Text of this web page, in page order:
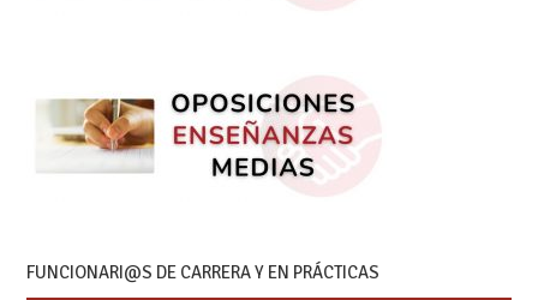
FUNCIONARI@S DE CARRERA Y EN PRÁCTICAS